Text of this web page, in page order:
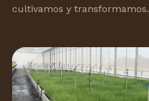
cultivamos y transformamos.